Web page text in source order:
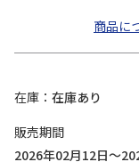
商品に
在庫
在庫あり
販売期間
2026年02月12日～